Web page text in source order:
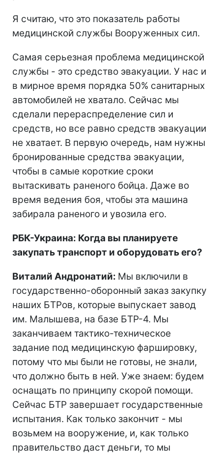
Я считаю, что это показатель работы
медицинской службы Вооруженных сил.
Самая серьезная проблема медицинской
службы - это средство эвакуации. У нас и
в мирное время порядка 50% санитарных
автомобилей не хватало. Сейчас мы
сделали перераспределение сил и
средств, но все равно средств эвакуации
не хватает. В первую очередь, нам нужны
бронированные средства эвакуации,
чтобы в самые короткие сроки
вытаскивать раненого бойца. Даже во
время ведения боя, чтобы эта машина
забирала раненого и увозила его.
РБК-Украина: Когда вы планируете
закупать транспорт и оборудовать его?
Виталий Андронатий: Мы включили в
государственно-оборонный заказ закупку
наших БТРов, которые выпускает завод
им. Малышева, на базе БТР-4. Мы
заканчиваем тактико-техническое
задание под медицинскую фаршировку,
потому что мы были не готовы, не знали,
что должно быть в ней. Уже знаем: будем
оснащать по принципу скорой помощи.
Сейчас БТР завершает государственные
испытания. Как только закончит - мы
возьмем на вооружение, и, как только
правительство даст деньги, то мы